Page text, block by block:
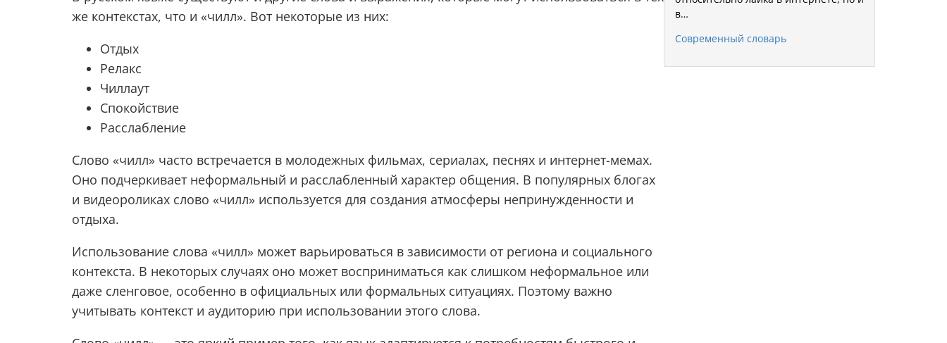
же контекстах, что и «чилл». Вот некоторые из них:
Отдых
Релакс
Чиллаут
Спокойствие
Расслабление
Слово «чилл» часто встречается в молодежных фильмах, сериалах, песнях и интернет-мемах.
Оно подчеркивает неформальный и расслабленный характер общения. В популярных блогах
и видеороликах слово «чилл» используется для создания атмосферы непринужденности и
отдыха.
Использование слова «чилл» может варьироваться в зависимости от региона и социального
контекста. В некоторых случаях оно может восприниматься как слишком неформальное или
даже сленговое, особенно в официальных или формальных ситуациях. Поэтому важно
учитывать контекст и аудиторию при использовании этого слова.
в…
Современный словарь